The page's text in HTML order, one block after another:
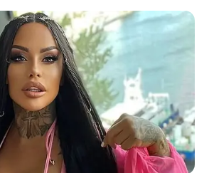
надання волонтерських послуг,
грошових пожертв, наліпки
тощо. Виявилося, що
розповсюдженням по
скриньок для збору коштів, а в
зібраних коштів забирали собі,
чоловіків, могли бути
допомоги комусь із хворих.